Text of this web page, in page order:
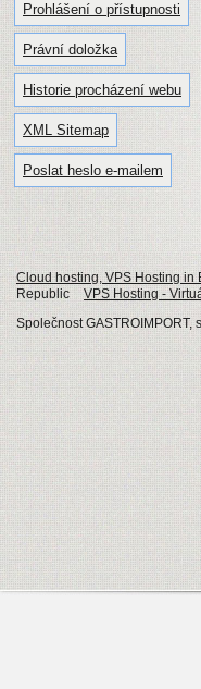
Prohlášení o přístupnosti
Právní doložka
Historie procházení webu
XML Sitemap
Poslat heslo e-mailem
Cloud hosting, VPS Hosting in
Republic
VPS Hosting -
Společnost GASTROIMPORT,